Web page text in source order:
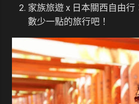
家族旅遊 x 日本關西自由行
數少一點的旅行吧！